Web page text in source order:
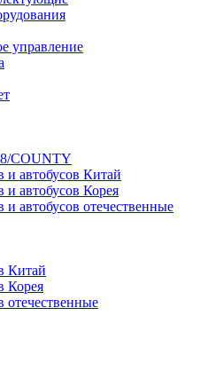
управление
COUNTY
и автобусов Китай
и автобусов Корея
и автобусов отечественные
Китай
Корея
отечественные